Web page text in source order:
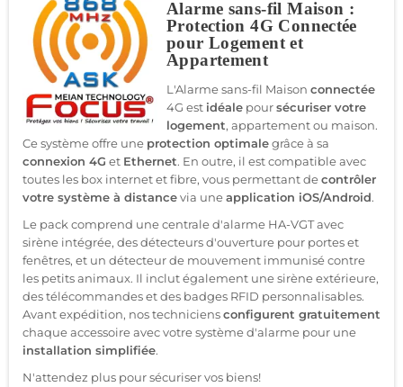
Alarme sans-fil Maison :
Protection 4G Connectée
pour Logement et
Appartement
L'Alarme sans-fil Maison connectée
4G est idéale poursécuriser votre
logement, appartement ou maison.
Ce système offre une protection optimalegrâce à sa
connexion 4G et Ethernet. En outre, il est compatible avec
toutes les box internet et fibre, vous permettant decontrôler
votre système à distancevia uneapplication iOS/Android.
Le pack comprend une centrale d'alarme HA-VGT avec
sirène intégrée, des détecteurs d'ouverture pour portes et
fenêtres, et un détecteur de mouvement immunisé contre
les petits animaux. Il inclut également une sirène extérieure,
des télécommandes et des badges RFID personnalisables.
Avant expédition, nos techniciensconfigurent gratuitement
chaque accessoire avec votre système d'alarme pour une
installation simplifiée.
N'attendez plus pour sécuriser vos biens!